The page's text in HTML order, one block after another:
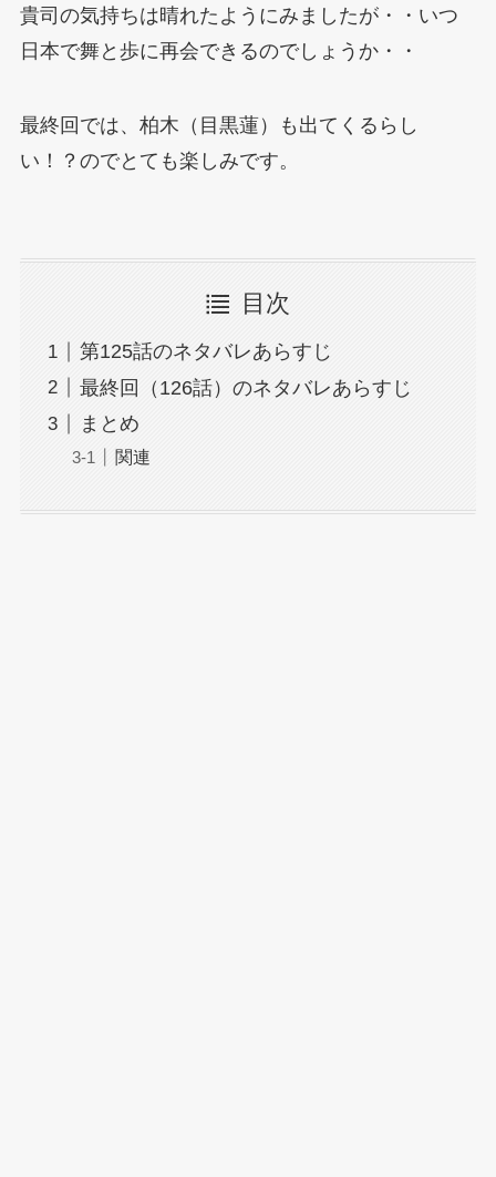
貴司の気持ちは晴れたようにみましたが・・いつ
日本で舞と歩に再会できるのでしょうか・・
最終回では、柏木（目黒蓮）も出てくるらし
い！？のでとても楽しみです。
目次
第125話のネタバレあらすじ
最終回（126話）のネタバレあらすじ
まとめ
関連